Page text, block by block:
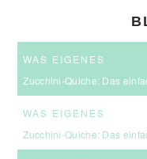
WAS EIGENES
Zucchini-Quiche: Das
WAS EIGENES
Zucchini-Quiche: Das